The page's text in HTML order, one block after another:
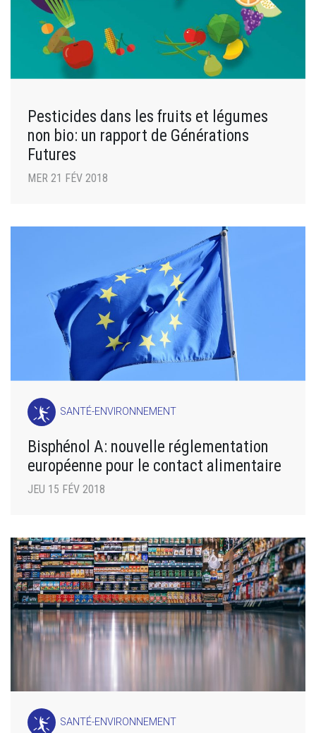
Pesticides dans les fruits et légumes
non bio: un rapport de Générations
Futures
MER 21 FÉV 2018
SANTÉ-ENVIRONNEMENT
Bisphénol A: nouvelle réglementation
européenne pour le contact alimentaire
JEU 15 FÉV 2018
SANTÉ-ENVIRONNEMENT